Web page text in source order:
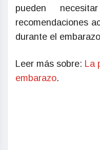
pueden
recomendaciones
durante el
Leer más sobre: La
embarazo.